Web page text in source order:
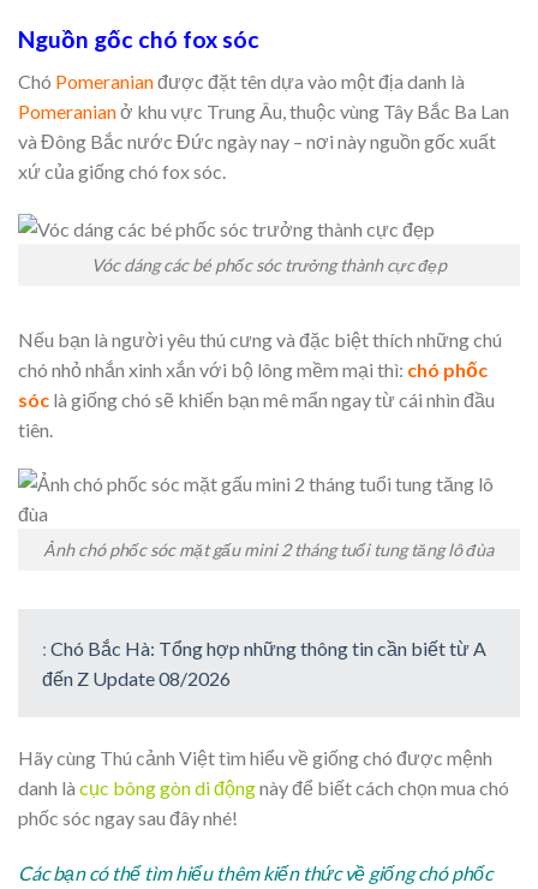
Nguồn gốc chó fox sóc
Chó Pomeranianđược đặt tên dựa vào một địa danh là
Pomeranianở khu vực Trung Âu, thuộc vùng Tây Bắc Ba Lan
và Đông Bắc nước Đức ngày nay – nơi này nguồn gốc xuất
xứ của giống chó fox sóc.
Vóc dáng các bé phốc sóc trưởng thành cực đẹp
Nếu bạn là người yêu thú cưng và đặc biệt thích những chú
chó nhỏ nhắn xinh xắn với bộ lông mềm mại thì: chó phốc
sóc là giống chó sẽ khiến bạn mê mẩn ngay từ cái nhìn đầu
tiên.
Ảnh chó phốc sóc mặt gấu mini 2 tháng tuổi tung tăng lô đùa
: Chó Bắc Hà: Tổng hợp những thông tin cần biết từ A
đến Z Update 08/2026
Hãy cùng Thú cảnh Việt tìm hiểu về giống chó được mệnh
danh là cục bông gòn di độngnày để biết cách chọn mua chó
phốc sóc ngay sau đây nhé!
Các bạn có thể tìm hiểu thêm kiến thức về giống chó phốc